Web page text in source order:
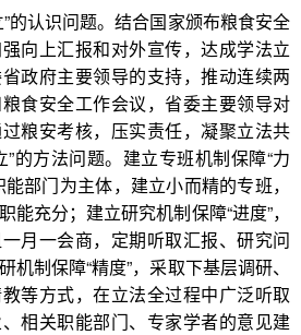
的认识问题。结合国家颁布粮食安全
向上汇报和对外宣传，达成学法立
政府主要领导的支持，推动连续两
食安全工作会议，省委主要领导对
粮安考核，压实责任，凝聚立法共
的方法问题。建立专班机制保障“力
部门为主体，建立小而精的专班，
充分；建立研究机制保障“进度”，
月一会商，定期听取汇报、研究问
制保障“精度”，采取下基层调研、
等方式，在立法全过程中广泛听取
相关职能部门、专家学者的意见建